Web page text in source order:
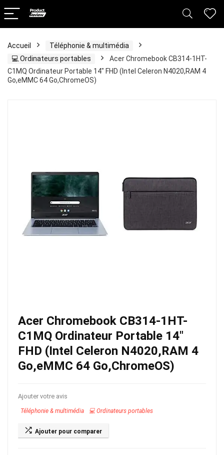
Accueil
Téléphonie & multimédia
💻 Ordinateurs portables
Acer Chromebook CB314-1HT-
C1MQ Ordinateur Portable 14″ FHD (Intel Celeron N4020,RAM 4
Go,eMMC 64 Go,ChromeOS)
Acer Chromebook CB314-1HT-
C1MQ Ordinateur Portable 14″
FHD (Intel Celeron N4020,RAM 4
Go,eMMC 64 Go,ChromeOS)
Ajouter votre avis
Téléphonie & multimédia 💻 Ordinateurs portables
Ajouter pour comparer